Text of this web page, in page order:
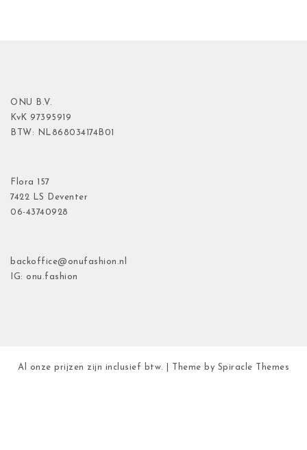
ONU B.V.
KvK 97395919
BTW: NL868034174B01
Flora 157
7422 LS Deventer
06-43740928
backoffice@onufashion.nl
IG: onu.fashion
Al onze prijzen zijn inclusief btw. | Theme by Spiracle Themes